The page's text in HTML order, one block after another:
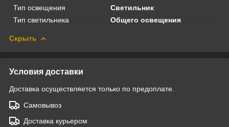
Тип освещения
Светильник
Тип светильника
Общего освещения
Скрыть
Условия доставки
Доставка осуществляется только по предоплате.
Самовывоз
Доставка курьером